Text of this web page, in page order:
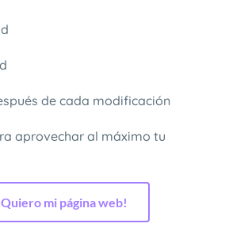
de cada modificación
aprovechar al máximo tu
mi página web!